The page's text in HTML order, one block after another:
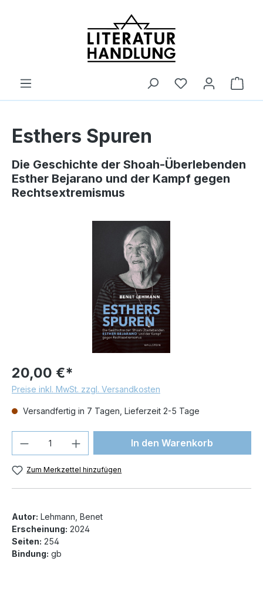
Esthers Spuren
Die Geschichte der Shoah-Überlebenden
Esther Bejarano und der Kampf gegen
Rechtsextremismus
20,00 €*
Preise inkl. MwSt. zzgl. Versandkosten
Versandfertig in 7 Tagen, Lieferzeit 2-5 Tage
Produkt Anzahl: Gib denIn den Warenkorb
Zum Merkzettel hinzufügen
Autor: Lehmann, Benet
Erscheinung: 2024
Seiten: 254
Bindung: gb